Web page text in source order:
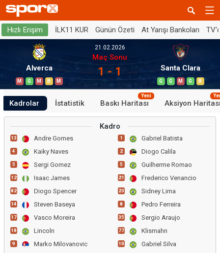
Hızlı Erişim İLK11 KUR Günün Özeti At Yarışı Bankoları
Alverca
M G M B M
21.02.2026
Maç Sonu
1 - 1 Santa Clara
G G M G B
Kadrolar İstatistik Baskı Haritası
Yeni
Aksiyon
Kadro
13 Andre Gomes
4 Kaiky Naves
5 Sergi Gomez
12 Isaac James
82 Diogo Spencer
14 Steven Baseya
17 Vasco Moreira
18 Lincoln
9 Marko Milovanovic
1 Gabriel Batista
2 Diogo Calila
5 Guilherme Romao
21 Frederico Venancio
23 Sidney Lima
8 Pedro Ferreira
35 Sergio Araujo
77 Klismahn
10 Gabriel Silva